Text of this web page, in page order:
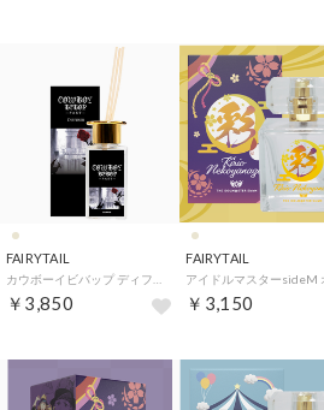
FAIRYTAIL
￥3,850
FAIRYTAIL
￥3,150